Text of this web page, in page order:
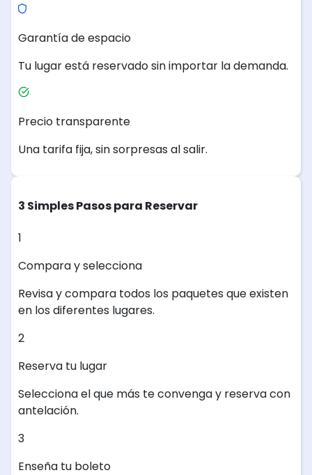
Garantía de espacio
Tu lugar está reservado sin importar la demanda.
Precio transparente
Una tarifa fija, sin sorpresas al salir.
3 Simples Pasos para Reservar
1
Compara y selecciona
Revisa y compara todos los paquetes que existen
en los diferentes lugares.
2
Reserva tu lugar
Selecciona el que más te convenga y reserva con
antelación.
3
Enseña tu boleto